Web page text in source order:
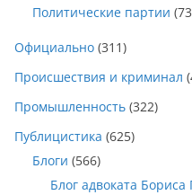
Политические партии
Официально (311)
Происшествия и криминал
Промышленность (322)
Публицистика (625)
Блоги (566)
Блог адвоката Бориса